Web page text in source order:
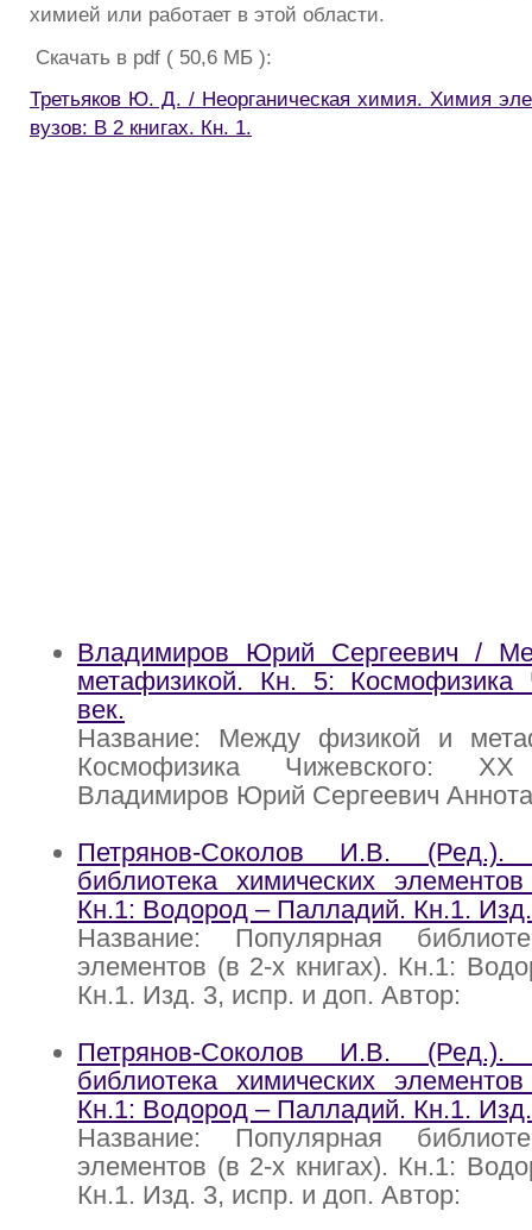
химией или работает в этой области.
Скачать в pdf ( 50,6 МБ ):
Третьяков Ю. Д. / Неорганическая химия. Химия
вузов: В 2 книгах. Кн. 1.
Владимиров Юрий Сергеевич /
метафизикой. Кн. 5: Космофизика
век.
Название: Между физикой и
Космофизика Чижевского:
Владимиров Юрий Сергеевич
Петрянов-Соколов И.В.
библиотека химических
Кн.1: Водород – Палладий. Кн.1.
Название: Популярная
элементов (в 2-х книгах). Кн.1:
Кн.1. Изд. 3, испр. и доп. Автор:
Петрянов-Соколов И.В.
библиотека химических
Кн.1: Водород – Палладий. Кн.1.
Название: Популярная
элементов (в 2-х книгах). Кн.1:
Кн.1. Изд. 3, испр. и доп. Автор: